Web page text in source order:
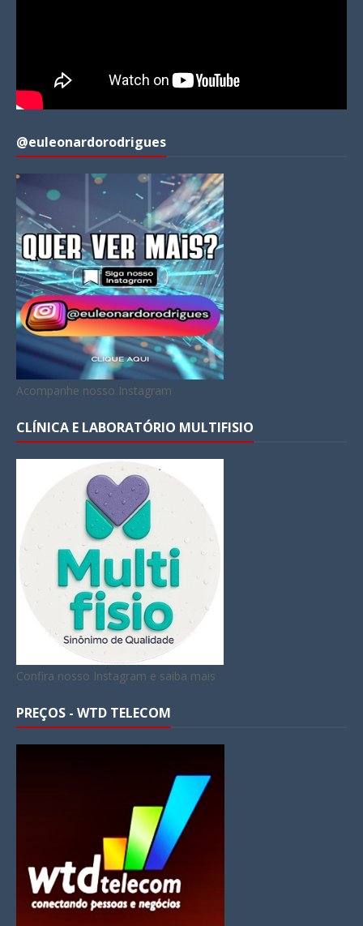
@euleonardorodrigues
Acompanhe nosso Instagram
CLÍNICA E LABORATÓRIO MULTIFISIO
Confira nosso Instagram e saiba mais
PREÇOS - WTD TELECOM